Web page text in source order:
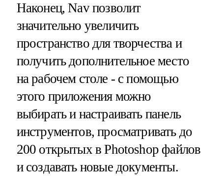
Наконец, Nav позволит
значительно увеличить
пространство для творчества и
получить дополнительное место
на рабочем столе - с помощью
этого приложения можно
выбирать и настраивать панель
инструментов, просматривать до
200 открытых в Photoshop файлов
и создавать новые документы.